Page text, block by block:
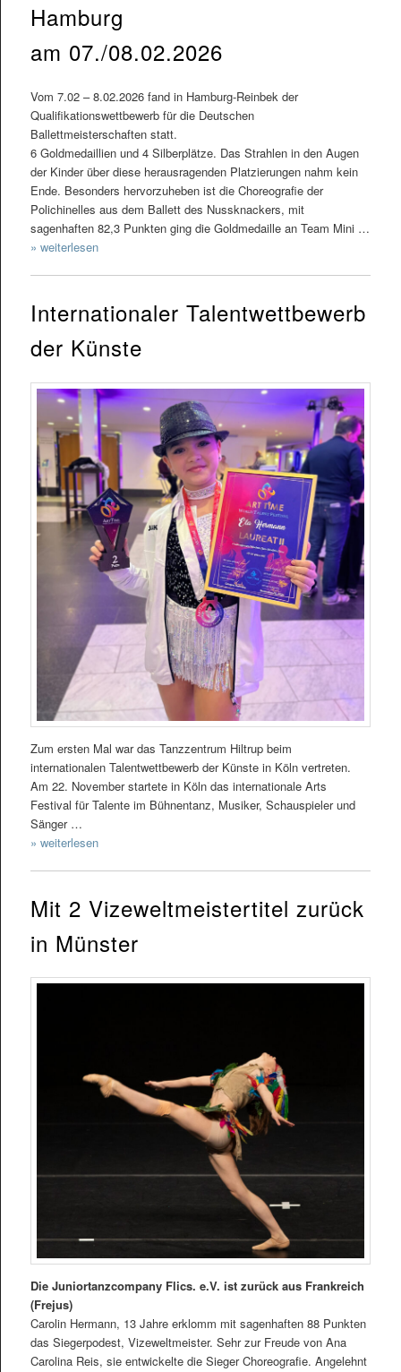
Hamburg
am 07./08.02.2026
Vom 7.02 – 8.02.2026 fand in Hamburg-Reinbek der
Qualifikationswettbewerb für die Deutschen
Ballettmeisterschaften statt.
6 Goldmedaillien und 4 Silberplätze. Das Strahlen in den Augen
der Kinder über diese herausragenden Platzierungen nahm kein
Ende. Besonders hervorzuheben ist die Choreografie der
Polichinelles aus dem Ballett des Nussknackers, mit
sagenhaften 82,3 Punkten ging die Goldmedaille an Team Mini …
» weiterlesen
Internationaler Talentwettbewerb
der Künste
Zum ersten Mal war das Tanzzentrum Hiltrup beim
internationalen Talentwettbewerb der Künste in Köln vertreten.
Am 22. November startete in Köln das internationale Arts
Festival für Talente im Bühnentanz, Musiker, Schauspieler und
Sänger …
» weiterlesen
Mit 2 Vizeweltmeistertitel zurück
in Münster
Die Juniortanzcompany Flics. e.V. ist zurück aus Frankreich
(Frejus)
Carolin Hermann, 13 Jahre erklomm mit sagenhaften 88 Punkten
das Siegerpodest, Vizeweltmeister. Sehr zur Freude von Ana
Carolina Reis, sie entwickelte die Sieger Choreografie. Angelehnt